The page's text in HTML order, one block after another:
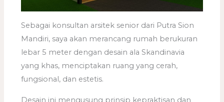
Sebagai konsultan arsitek senior dari Putra Sion
Mandiri, saya akan merancang rumah berukuran
lebar 5 meter dengan desain ala Skandinavia
yang khas, menciptakan ruang yang cerah,
fungsional, dan estetis.
Desain ini mengusung prinsip kepraktisan dan